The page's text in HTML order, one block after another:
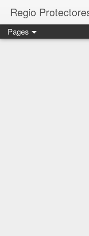
Regio
Pages